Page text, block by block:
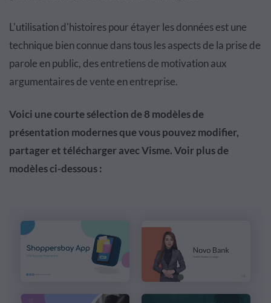
L'utilisation d'histoires pour étayer les données est une
technique bien connue dans tous les aspects de la prise de
parole en public, des entretiens de motivation aux
argumentaires de vente en entreprise.
Voici une courte sélection de 8 modèles de
présentation modernes que vous pouvez modifier,
partager et télécharger avec Visme. Voir plus de
modèles ci-dessous :